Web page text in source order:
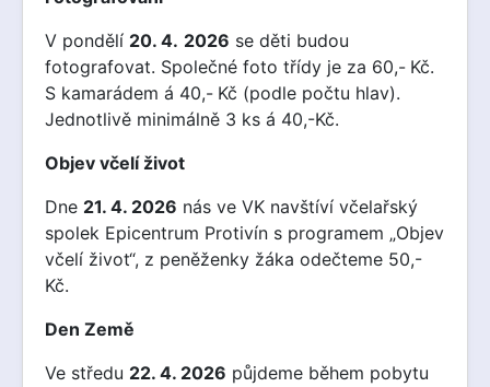
V pondělí 20. 4. 2026 se děti budou
fotografovat. Společné foto třídy je za 60,- Kč.
S kamarádem á 40,- Kč (podle počtu hlav).
Jednotlivě minimálně 3 ks á 40,-Kč.
Objev včelí život
Dne 21. 4. 2026 nás ve VK navštíví včelařský
spolek Epicentrum Protivín s programem „Objev
včelí život“, z peněženky žáka odečteme 50,-
Kč.
Den Země
Ve středu 22. 4. 2026 půjdeme během pobytu